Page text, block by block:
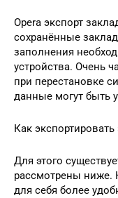
Opera экспорт
сохранённые
заполнения
устройства. Очень
при перестановке
данные могут быть
Как
Для этого
рассмотрены ниже.
для себя более